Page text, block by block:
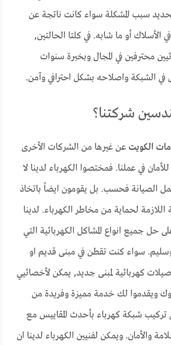
سبب المشكلة سواء كانت ناتجة عن
الأسلاك أو ما شابه. في كلتا الحالتين,
محترفين في المجال وبخبرة سنوات
في الشبكة واصلاحه بشكل احترافي وآمن.
شركتنا؟
الكويت عن غيرها من الشركات الأخرى
للأمان في عملنا. فمختصوا الكهرباء لدينا لا
الصيانة فحسب. بل يقومون ايضاً باتخاذ
اللازمة لحماية من مخاطر الكهرباء. لدينا
حل جميع انواع المشاكل الكهربائية التي
سواء كنت تقطن في مبنى قديم او
كهربائية لمبنى جديد, يمكن لأخصائيي
ويقدموا لك خدمة مميزة وفريدة من
تركيب شبكة كهرباء بأحدث المقاييس مع
والأمان. ويمكن لفنيين الكهرباء لدينا ان